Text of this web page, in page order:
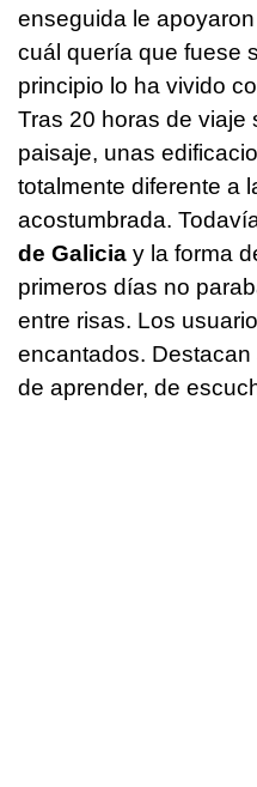
enseguida le
cuál quería que fuese
principio lo ha vivido
Tras 20 horas de viaje
paisaje, unas
totalmente diferente a
acostumbrada.
de Galicia y la forma
primeros días no
entre risas. Los
encantados.
de aprender, de